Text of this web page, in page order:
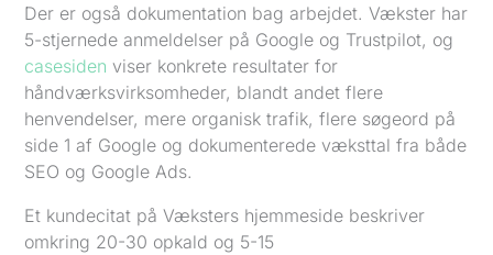
Der er også dokumentation bag arbejdet. Vækster har
5-stjernede anmeldelser på Google og Trustpilot, og
casesiden viser konkrete resultater for
håndværksvirksomheder, blandt andet flere
henvendelser, mere organisk trafik, flere søgeord på
side 1 af Google og dokumenterede væksttal fra både
SEO og Google Ads.
Et kundecitat på Væksters hjemmeside beskriver
omkring 20-30 opkald og 5-15